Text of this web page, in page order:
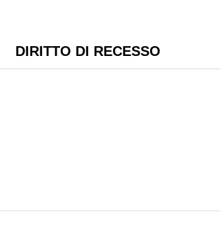
DIRITTO DI RECESSO